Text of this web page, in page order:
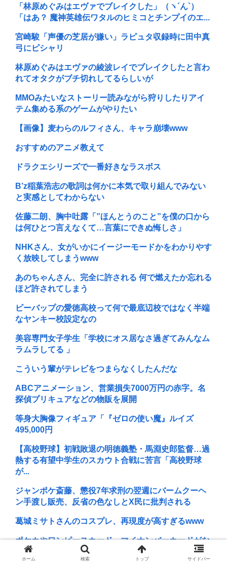
「林原めぐみはエヴァでブレイクした」（ヽ´ん`）
「はあ？ 魔神英雄伝ワタルのヒミコとチンプイのエ...
宮崎駿「声優の芝居が嫌い」ラピュタ収録時に田中真
弓にピシャリ
林原めぐみはエヴァの綾波レイでブレイクしたと言わ
れてオタクがブチ切れしてるらしいが
MMOみたいなストーリー読みながら狩りしたりアイ
テム集める系のゲームがやりたい
【画像】麦わらのルフィさん、キャラ崩壊www
おすすめのアニメ教えて
ドラクエシリーズで一番好きなラスボス
B’z稲葉浩志の歌詞は何かに本気で取り組んでみない
と実感としてわからない
佐藤二朗、胸中吐露「”ほんとうのこと”を僕の口から
は何ひとつ言えなくて…言葉にできぬ悔しさ」
NHKさん、女がいかにイージーモードかをわかりやす
く放映してしまうwww
あのちゃんさん、完全に許される 何で燃えたか忘れる
ほど許されてしまう
ビーバップの愛徳高校って何で最底辺校ではなく半端
なヤンキー校設定なの
美容専門女子学生「学校にオス居なさ過ぎてみんなム
ラムラしてる 」
こういう輩がテレビをつまらなくしたんだな
ABCアニメーション、営業損失7000万円の赤字。名
探偵プリキュアなどの物販を展開
等身大胸像フィギュア「『ゼロの使い魔』ルイズ
495,000円
【高校野球】初戦敗退の明徳義塾・馬淵史郎監督…過
熱する有望中学生のスカウト合戦に苦言「高校野球
が...
ジャンポケ斎藤、懲役7年求刑の翌週にバームクーヘ
ン手渡し販売、反省の色なしとX民に批判される
葛城ミサトさんのコスプレ、再現度が高すぎるwww
ポケカやワンピースカード、マイナンバーカードがな
いと購入不可能へ
ホーム 検索 トップ サイドバー